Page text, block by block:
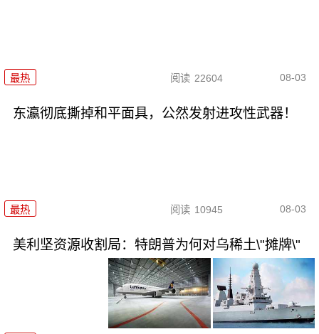
最热 阅读 22604 08-03
东瀛彻底撕掉和平面具，公然发射进攻性武器！
最热 阅读 10945 08-03
美利坚资源收割局：特朗普为何对乌稀土\"摊牌\"